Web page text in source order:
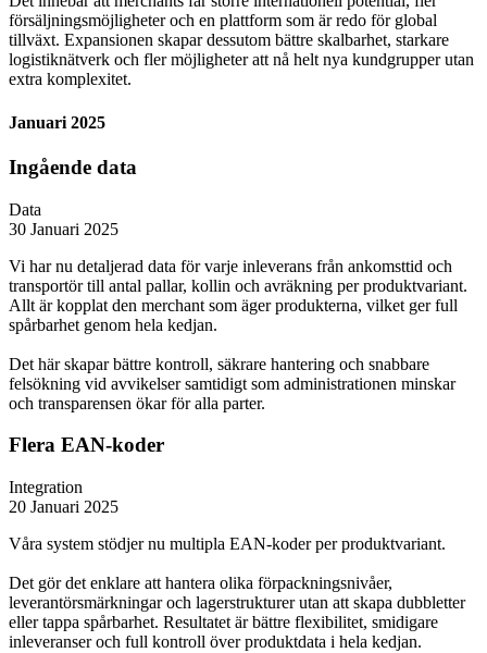
försäljningsmöjligheter och en plattform som är redo för global
tillväxt. Expansionen skapar dessutom bättre skalbarhet, starkare
logistiknätverk och fler möjligheter att nå helt nya kundgrupper utan
extra komplexitet.
Januari 2025
Ingående data
Data
30 Januari 2025
Vi har nu detaljerad data för varje inleverans från ankomsttid och
transportör till antal pallar, kollin och avräkning per produktvariant.
Allt är kopplat den merchant som äger produkterna, vilket ger full
spårbarhet genom hela kedjan.
Det här skapar bättre kontroll, säkrare hantering och snabbare
felsökning vid avvikelser samtidigt som administrationen minskar
och transparensen ökar för alla parter.
Flera EAN-koder
Integration
20 Januari 2025
Våra system stödjer nu multipla EAN-koder per produktvariant.
Det gör det enklare att hantera olika förpackningsnivåer,
leverantörsmärkningar och lagerstrukturer utan att skapa dubbletter
eller tappa spårbarhet. Resultatet är bättre flexibilitet, smidigare
inleveranser och full kontroll över produktdata i hela kedjan.